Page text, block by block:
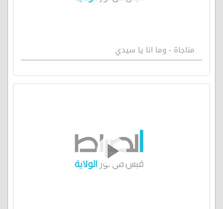
مناجاة - وما انا يا سيدي